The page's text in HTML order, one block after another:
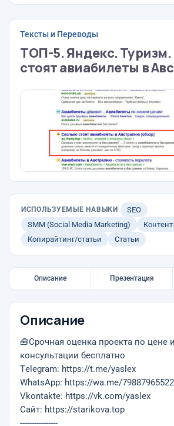
Тексты и Переводы
ТОП-5. Яндекс.
стоят авиабилеты в
ИСПОЛЬЗУЕМЫЕ НАВЫКИ
SEO
SMM (Social Media Marketing)
Копирайтинг/статьи
Статьи
Описание Презентация
Описание
🧰Срочная оценка проекта по цене
консультации бесплатно
Тelegram: https://t.me/yaslex
WhatsApp: https://wa.me/79887965522
Vkontakte: https://vk.com/yaslex
Cайт: https://starikova.top
----------------